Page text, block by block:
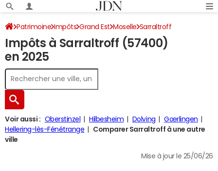
Patrimoine Impôts Grand Est Moselle Sarraltroff
Impôt sur le revenu
Impôts à Sarraltroff (57400)
en 2025
Voir aussi : Oberstinzel Hilbesheim Dolving
Gœrlingen
Hellering-lès-Fénétrange
Comparer Sarraltroff à une autre
ville
Mise à jour le 25/06/26